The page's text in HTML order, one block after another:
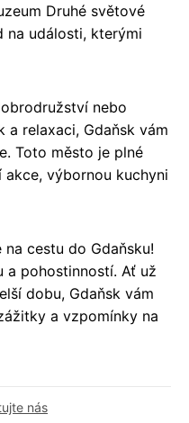
Druhé světové
na události, kterými
nebo
a relaxaci, Gdaňsk vám
Toto město je plné
výbornou kuchyni
cestu do Gdaňsku!
a pohostinností. Ať už
dobu, Gdaňsk vám
a vzpomínky na
nás